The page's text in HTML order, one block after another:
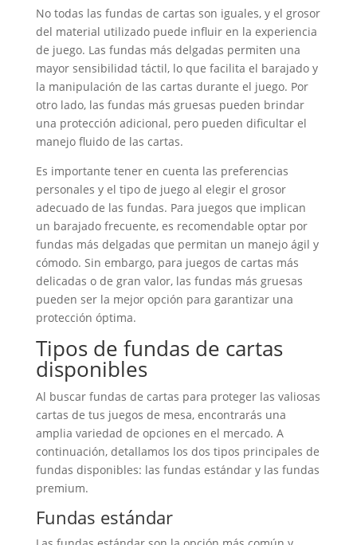
No todas las fundas de cartas son iguales, y el grosor
del material utilizado puede influir en la experiencia
de juego. Las fundas más delgadas permiten una
mayor sensibilidad táctil, lo que facilita el barajado y
la manipulación de las cartas durante el juego. Por
otro lado, las fundas más gruesas pueden brindar
una protección adicional, pero pueden dificultar el
manejo fluido de las cartas.
Es importante tener en cuenta las preferencias
personales y el tipo de juego al elegir el grosor
adecuado de las fundas. Para juegos que implican
un barajado frecuente, es recomendable optar por
fundas más delgadas que permitan un manejo ágil y
cómodo. Sin embargo, para juegos de cartas más
delicadas o de gran valor, las fundas más gruesas
pueden ser la mejor opción para garantizar una
protección óptima.
Tipos de fundas de cartas
disponibles
Al buscar fundas de cartas para proteger las valiosas
cartas de tus juegos de mesa, encontrarás una
amplia variedad de opciones en el mercado. A
continuación, detallamos los dos tipos principales de
fundas disponibles: las fundas estándar y las fundas
premium.
Fundas estándar